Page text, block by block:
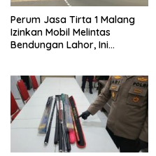
Perum Jasa Tirta 1 Malang
Izinkan Mobil Melintas
Bendungan Lahor, Ini